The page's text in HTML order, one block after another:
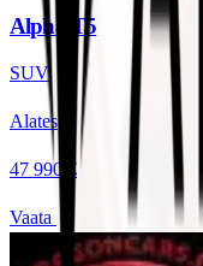
Alpha T5
SUV
Alates
47 990 €
Vaata